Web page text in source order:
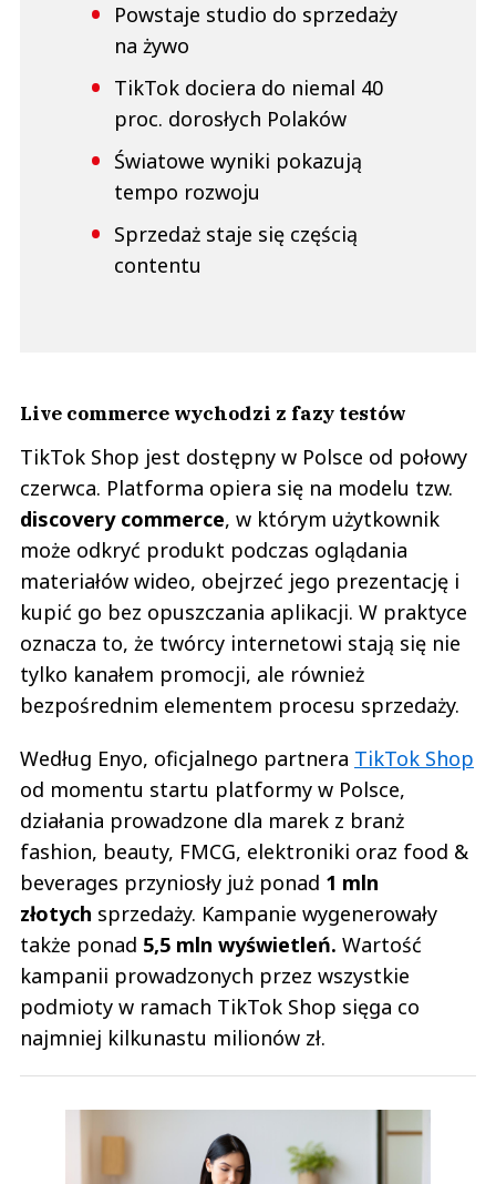
Powstaje studio do sprzedaży
na żywo
TikTok dociera do niemal 40
proc. dorosłych Polaków
Światowe wyniki pokazują
tempo rozwoju
Sprzedaż staje się częścią
contentu
Live commerce wychodzi z fazy testów
TikTok Shop jest dostępny w Polsce od połowy
czerwca. Platforma opiera się na modelu tzw.
discovery commerce, w którym użytkownik
może odkryć produkt podczas oglądania
materiałów wideo, obejrzeć jego prezentację i
kupić go bez opuszczania aplikacji. W praktyce
oznacza to, że twórcy internetowi stają się nie
tylko kanałem promocji, ale również
bezpośrednim elementem procesu sprzedaży.
Według Enyo, oficjalnego partnera TikTok Shop
od momentu startu platformy w Polsce,
działania prowadzone dla marek z branż
fashion, beauty, FMCG, elektroniki oraz food &
beverages przyniosły już ponad 1 mln
złotych sprzedaży. Kampanie wygenerowały
także ponad 5,5 mln wyświetleń. Wartość
kampanii prowadzonych przez wszystkie
podmioty w ramach TikTok Shop sięga co
najmniej kilkunastu milionów zł.